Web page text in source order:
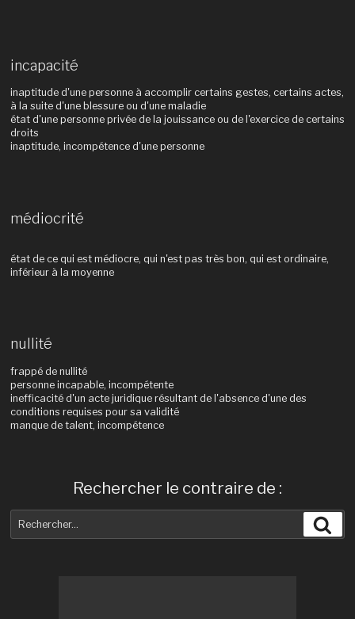
incapacité
inaptitude d'une personne à accomplir certains gestes, certains actes,
à la suite d'une blessure ou d'une maladie
état d'une personne privée de la jouissance ou de l'exercice de certains
droits
inaptitude, incompétence d'une personne
médiocrité
état de ce qui est médiocre, qui n'est pas très bon, qui est ordinaire,
inférieur à la moyenne
nullité
frappé de nullité
personne incapable, incompétente
inefficacité d'un acte juridique résultant de l'absence d'une des
conditions requises pour sa validité
manque de talent, incompétence
Rechercher le contraire de :
pour